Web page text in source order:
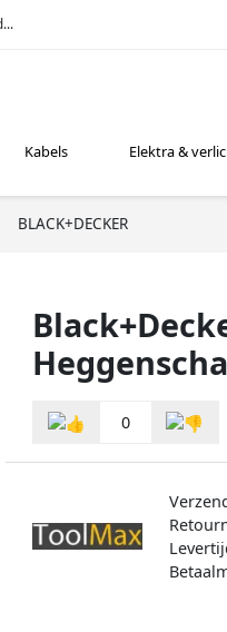
Kabels Elektra &
BLACK+DECKER
0